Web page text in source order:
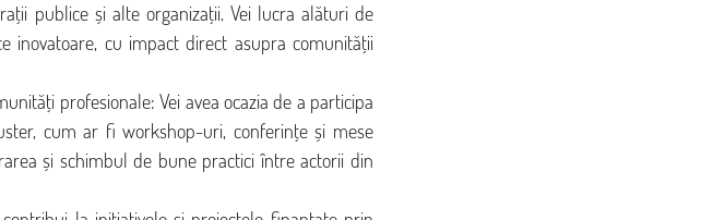
publice și alte organizații. Vei lucra alături de
inovatoare, cu impact direct asupra comunității
profesionale: Vei avea ocazia de a participa
cum ar fi workshop-uri, conferințe și mese
și schimbul de bune practici între actorii din